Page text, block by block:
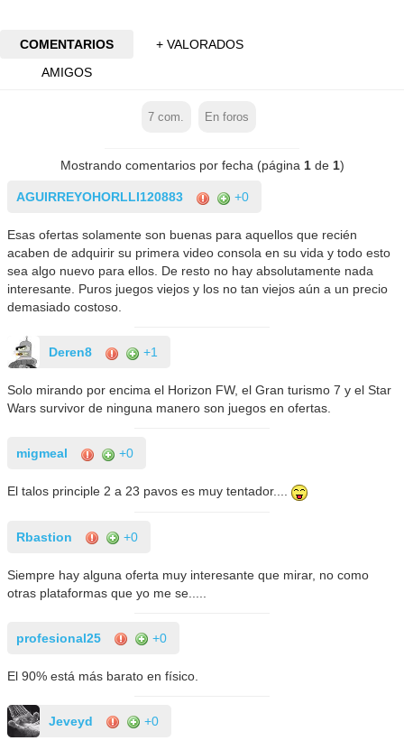
COMENTARIOS
+ VALORADOS
AMIGOS
7 com. En foros
Mostrando comentarios por fecha (página 1de 1)
AGUIRREYOHORLLI120883 +0
Esas ofertas solamente son buenas para aquellos que recién
acaben de adquirir su primera video consola en su vida y todo esto
sea algo nuevo para ellos. De resto no hay absolutamente nada
interesante. Puros juegos viejos y los no tan viejos aún a un precio
demasiado costoso.
Deren8 +1
Solo mirando por encima el Horizon FW, el Gran turismo 7 y el Star
Wars survivor de ninguna manero son juegos en ofertas.
migmeal +0
El talos principle 2 a 23 pavos es muy tentador....
Rbastion +0
Siempre hay alguna oferta muy interesante que mirar, no como
otras plataformas que yo me se.....
profesional25 +0
El 90% está más barato en físico.
Jeveyd +0